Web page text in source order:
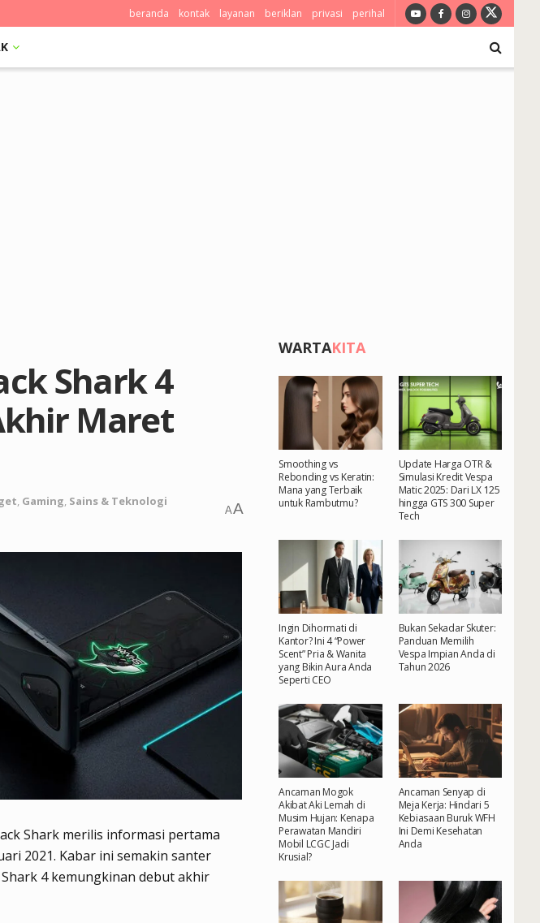
beranda kontak layanan beriklan privasi perihal
Shark 4
Maret
, Gaming, Sains & Teknologi
AA
Shark merilis informasi pertama
2021. Kabar ini semakin santer
4 kemungkinan debut akhir
WARTAKITA
Smoothing vs
Rebonding vs Keratin:
Mana yang Terbaik
untuk Rambutmu?
Update Harga OTR &
Simulasi Kredit Vespa
Matic 2025: Dari LX 125
hingga GTS 300 Super
Tech
Ingin Dihormati di
Kantor? Ini 4 “Power
Scent” Pria & Wanita
yang Bikin Aura Anda
Seperti CEO
Bukan Sekadar Skuter:
Panduan Memilih
Vespa Impian Anda di
Tahun 2026
Ancaman Mogok
Akibat Aki Lemah di
Musim Hujan: Kenapa
Perawatan Mandiri
Mobil LCGC Jadi
Krusial?
Ancaman Senyap di
Meja Kerja: Hindari 5
Kebiasaan Buruk WFH
Ini Demi Kesehatan
Anda